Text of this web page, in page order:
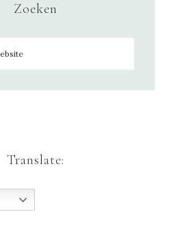
Zoeken
Translate: